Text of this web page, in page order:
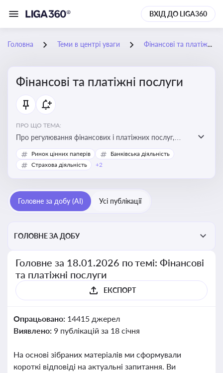
ВХІД ДО LIGA360
Головна Теми в центрі уваги Фінансові та платіжні послуги
Фінансові та платіжні послуги
ПРО ЩО ТЕМА:
Про регулювання фінансових і платіжних послуг,
управління коштами, приймання платежів та
дотримання ліцензійних вимог
Ринок цінних паперів
Банківська діяльність
Страхова діяльність
+2
Головне за добу (AI) Усі публікації
ГОЛОВНЕ ЗА ДОБУ
Головне за 18.01.2026 по темі: Фінансові
та платіжні послуги
ЕКСПОРТ
Опрацьовано: 14415 джерел
Виявлено: 9 публікацій за 18 січня
На основі зібраних матеріалів ми сформували
короткі відповіді на актуальні запитання. Ви